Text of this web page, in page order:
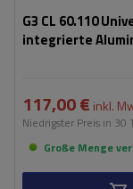
G3 CL 60.110
integrierte
117,00 € inkl.
Niedrigster Preis in 30
Große Menge